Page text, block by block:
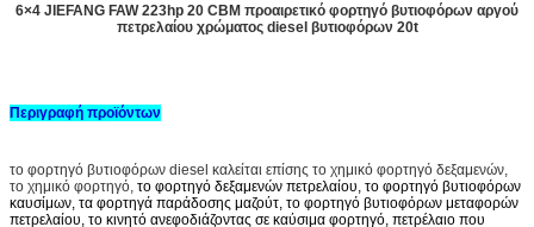
6×4 JIEFANG FAW 223hp 20 CBM προαιρετικό φορτηγό βυτιοφόρων αργού
πετρελαίου χρώματος diesel βυτιοφόρων 20t
Περιγραφή προϊόντων
το φορτηγό βυτιοφόρων diesel καλείται επίσης το χημικό φορτηγό δεξαμενών,
το χημικό φορτηγό, το φορτηγό δεξαμενών πετρελαίου, το φορτηγό βυτιοφόρων
καυσίμων, τα φορτηγά παράδοσης μαζούτ, το φορτηγό βυτιοφόρων μεταφορών
πετρελαίου, το κινητό ανεφοδιάζοντας σε καύσιμα φορτηγό, πετρέλαιο που